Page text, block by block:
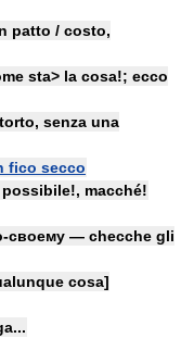
patto / costo,
sta> la cosa!; ecco
senza una
fico secco
macché!
своему — checche gli
cosa]